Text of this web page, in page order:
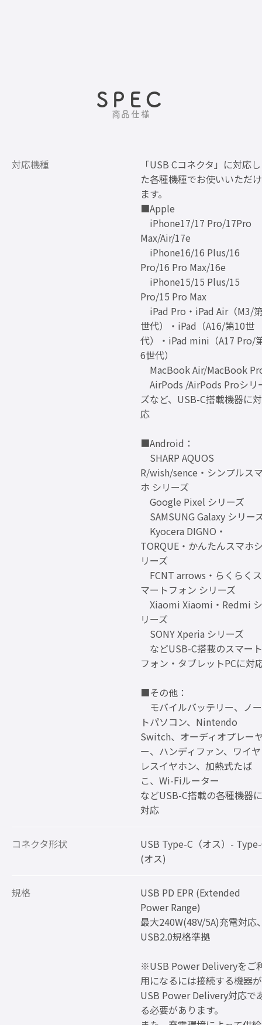
SPEC
商品仕様
対応機種
「USB Cコネクタ」に対応し
た各種機種でお使いいただけ
ます。
■Apple
iPhone17/17 Pro/17Pro
Max/Air/17e
iPhone16/16 Plus/16
Pro/16 Pro Max/16e
iPhone15/15 Plus/15
Pro/15 Pro Max
iPad Pro・iPad Air（M3/
世代）・iPad（A16/第10世
代）・iPad mini（A17 Pro/
6世代）
MacBook Air/MacBook
AirPods /AirPods Proシリ
ズなど、USB-C搭載機器に対
応
■Android：
SHARP AQUOS
R/wish/sence・シンプルス
ホ シリーズ
Google Pixel シリーズ
SAMSUNG Galaxy シリー
Kyocera DIGNO・
TORQUE・かんたんスマホ
リーズ
FCNT arrows・らくらくス
マートフォン シリーズ
Xiaomi Xiaomi・Redmi シ
リーズ
SONY Xperia シリーズ
などUSB-C搭載のスマート
フォン・タブレットPCに対
■その他：
モバイルバッテリー、ノー
トパソコン、Nintendo
Switch、オーディオプレー
ー、ハンディファン、ワイヤ
レスイヤホン、加熱式たば
こ、Wi-Fiルーター
などUSB-C搭載の各種機器に
対応
コネクタ形状
USB Type-C（オス）-
(オス)
規格
USB PD EPR (Extended
Power Range)
最大240W(48V/5A)充電対応
USB2.0規格準拠
※USB Power Deliveryをご
用になるには接続する機器が
USB Power Delivery対応で
る必要があります。